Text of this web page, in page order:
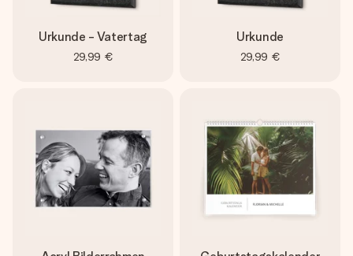
Urkunde - Vatertag
29,99 €
Urkunde
29,99 €